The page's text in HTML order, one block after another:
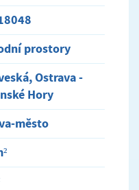
prostory
Ostrava -
Hory
město